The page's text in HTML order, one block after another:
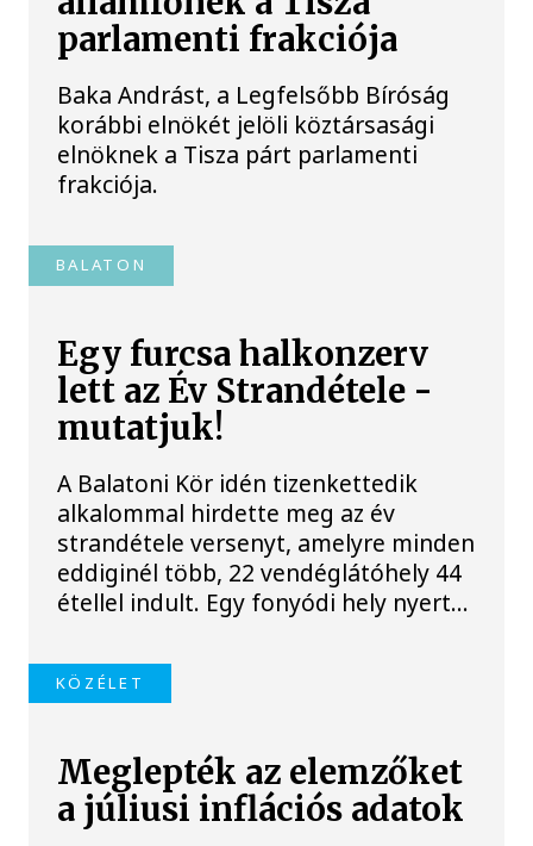
parlamenti frakciója
Baka Andrást, a Legfelsőbb Bíróság
korábbi elnökét jelöli köztársasági
elnöknek a Tisza párt parlamenti
frakciója.
BALATON
Egy furcsa halkonzerv
lett az Év Strandétele -
mutatjuk!
A Balatoni Kör idén tizenkettedik
alkalommal hirdette meg az év
strandétele versenyt, amelyre minden
eddiginél több, 22 vendéglátóhely 44
étellel indult. Egy fonyódi hely nyert...
KÖZÉLET
Meglepték az elemzőket
a júliusi inflációs adatok